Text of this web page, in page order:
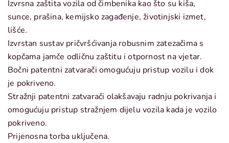
Izvrsna zaštita vozila od čimbenika kao što su kiša,
sunce, prašina, kemijsko zagađenje, životinjski izmet,
lišće.
Izvrstan sustav pričvršćivanja robusnim zatezačima s
kopčama jamče odličnu zaštitu i otpornost na vjetar.
Bočni patentni zatvarači omogućuju pristup vozilu i dok
je pokriveno.
Stražnji patentni zatvarači olakšavaju radnju pokrivanja i
omogućuju pristup stražnjem dijelu vozila kada je vozilo
pokriveno.
Prijenosna torba uključena.